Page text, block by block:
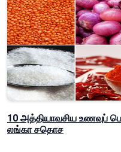
10 அத்தியாவசிய உணவுப்
லங்கா சதொச